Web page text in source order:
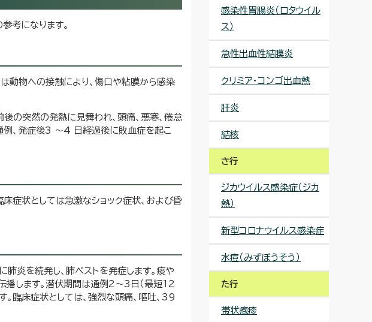
考になります。
動物への接触により、傷口や粘膜から感染
の突然の発熱に見舞われ、頭痛、悪寒、倦怠
例、発症後3 ～4 日経過後に敗血症を起こ
症状としては急激なショック症状、および昏
炎を続発し、肺ペストを発症します。痰や
播します。潜伏期間は通例2～3日（最短12
臨床症状としては、強烈な頭痛、嘔吐、39
感染性胃腸炎（ロタウイル
ス）
急性出血性結膜炎
クリミア・コンゴ出血熱
肝炎
結核
さ行
ジカウイルス感染症（ジカ
熱）
新型コロナウイルス感染症
水痘（みずぼうそう）
た行
帯状疱疹